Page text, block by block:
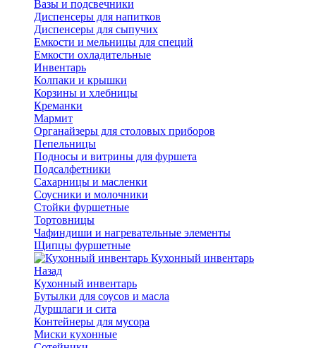
Вазы и подсвечники
Диспенсеры для напитков
Диспенсеры для сыпучих
Емкости и мельницы для специй
Емкости охладительные
Инвентарь
Колпаки и крышки
Корзины и хлебницы
Креманки
Мармит
Органайзеры для столовых приборов
Пепельницы
Подносы и витрины для фуршета
Подсалфетники
Сахарницы и масленки
Соусники и молочники
Стойки фуршетные
Тортовницы
Чафиндиши и нагревательные элементы
Щипцы фуршетные
Кухонный инвентарь
Назад
Кухонный инвентарь
Бутылки для соусов и масла
Дуршлаги и сита
Контейнеры для мусора
Миски кухонные